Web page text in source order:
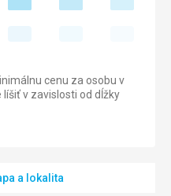
cenu za osobu v
v zavislosti od dĺžky
a lokalita